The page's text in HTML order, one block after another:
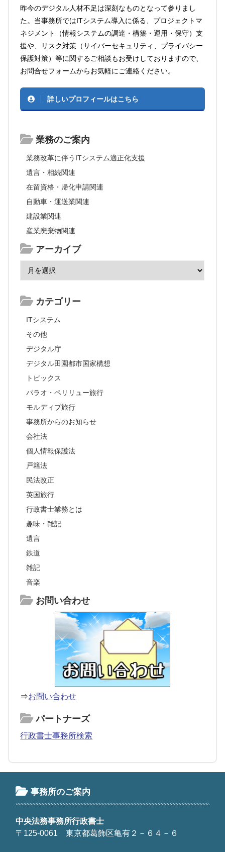
昨今のデジタル人材不足は深刻なものとなって参りまし
た。当事務所ではITシステム導入に係る、プロジェクトマ
ネジメント（情報システムの調達・構築・運用・保守）支
援や、リスク対策（サイバーセキュリティ、プライバシー
保護対策）等に関するご相談もお受けしておりますので、
お問合せフォームからお気軽にご連絡ください。
詳しいプロフィールはこちら
業務のご案内
業務改革に伴うITシステム適正化支援
遺言・相続関連
在留資格・帰化申請関連
自動車・運送業関連
建設業関連
産業廃棄物関連
アーカイブ
カテゴリー
ITシステム
その他
デジタル庁
デジタル田園都市国家構想
トピックス
パラオ・ペリリュー旅行
モルディブ旅行
事務所からのお知らせ
会社法
個人情報保護法
戸籍法
民法改正
英国旅行
行政書士業務とは
趣味・雑記
遺言
鉄道
雑記
音楽
お問い合わせ
⇒お問い合わせ
パートナーズ
行政書士事務所検索
事務所のご案内
中央法務事務所行政書士
〒125-0061 東京都葛飾区亀有２－６４－６